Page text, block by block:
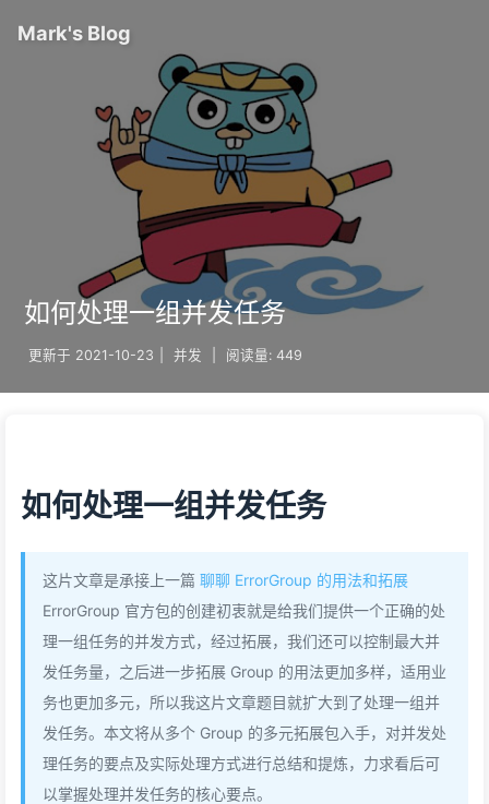
Mark's Blog
如何处理一组并发任务
更新于 2021-10-23 并发 阅读量: 449
如何处理一组并发任务
这片文章是承接上一篇 聊聊 ErrorGroup 的用法和拓展
ErrorGroup 官方包的创建初衷就是给我们提供一个正确的处
理一组任务的并发方式，经过拓展，我们还可以控制最大并
发任务量，之后进一步拓展 Group 的用法更加多样，适用业
务也更加多元，所以我这片文章题目就扩大到了处理一组并
发任务。本文将从多个 Group 的多元拓展包入手，对并发处
理任务的要点及实际处理方式进行总结和提炼，力求看后可
以掌握处理并发任务的核心要点。